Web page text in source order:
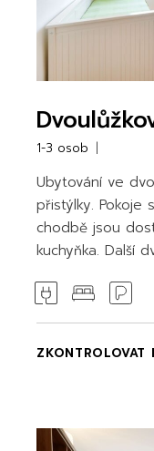
1-3 osob
Ubytování ve
přistýlky. Pokoje
chodbě jsou
kuchyňka. Další
ZKONTROLOVAT